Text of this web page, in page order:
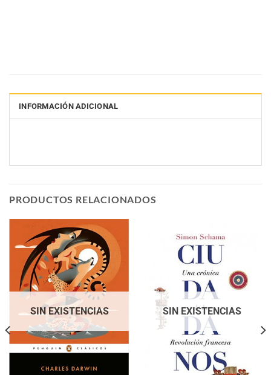
INFORMACIÓN ADICIONAL
PRODUCTOS RELACIONADOS
SIN EXISTENCIAS SIN EXISTENCIAS